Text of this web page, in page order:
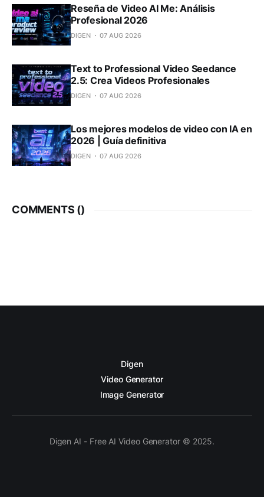
Reseña de Video AI Me: Análisis
Profesional 2026
DIGEN 07 AUG 2026
Text to Professional Video Seedance
2.5: Crea Videos Profesionales
DIGEN 07 AUG 2026
Los mejores modelos de video con IA en
2026 | Guía definitiva
DIGEN 07 AUG 2026
COMMENTS ()
Digen
Video Generator
Image Generator
Digen AI - Free AI Video Generator © 2025.